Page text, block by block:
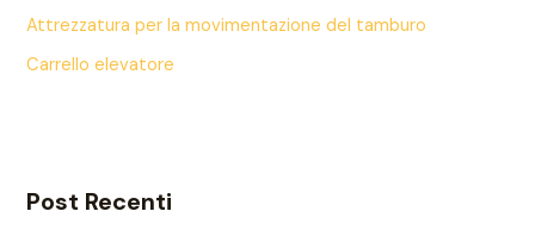
Attrezzatura per la movimentazione del tamburo
Carrello elevatore
Post Recenti